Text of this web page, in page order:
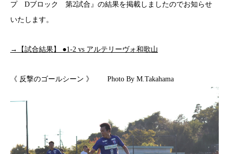
プ Dブロック 第2試合』の結果を掲載しましたのでお知らせ
いたします。
→【試合結果】 ●1-2 vs アルテリーヴォ和歌山
《 反撃のゴールシーン 》 Photo By M.Takahama